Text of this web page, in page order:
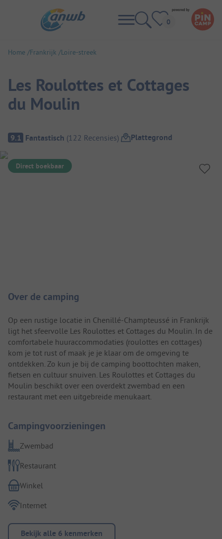
Home Frankrijk Loire-streek
Les Roulottes et Cottages
du Moulin
Camping overzicht
9.1 Fantastisch (122 Recensies) Plattegrond
Direct boekbaar
Over de camping
Op een rustige locatie in Chenillé-Champteussé in Frankrijk
ligt het sfeervolle Les Roulottes et Cottages du Moulin. In de
comfortabele huuraccommodaties (roulottes en cottages)
kom je tot rust of maak je je klaar om de omgeving te
ontdekken. Zo kun je bij de camping boottochten maken,
fietsen en cultuur snuiven. Les Roulottes et Cottages du
Moulin beschikt over een overdekt zwembad en een
restaurant met een uitgebreide menukaart.
Campingvoorzieningen
Zwembad
Restaurant
Winkel
Internet
Bekijk alle 6 kenmerken